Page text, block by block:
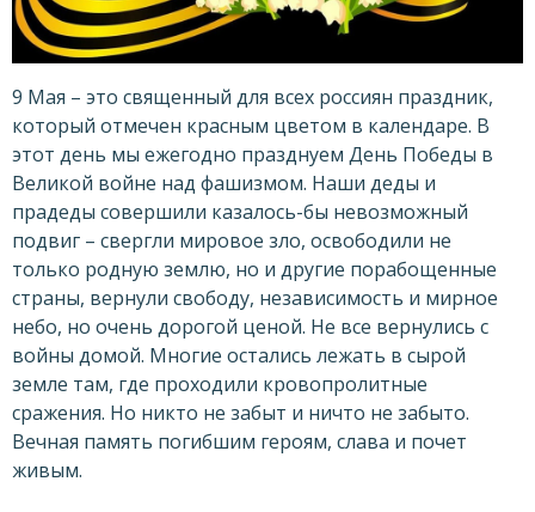
9 Мая – это священный для всех россиян праздник,
который отмечен красным цветом в календаре. В
этот день мы ежегодно празднуем День Победы в
Великой войне над фашизмом. Наши деды и
прадеды совершили казалось-бы невозможный
подвиг – свергли мировое зло, освободили не
только родную землю, но и другие порабощенные
страны, вернули свободу, независимость и мирное
небо, но очень дорогой ценой. Не все вернулись с
войны домой. Многие остались лежать в сырой
земле там, где проходили кровопролитные
сражения. Но никто не забыт и ничто не забыто.
Вечная память погибшим героям, слава и почет
живым.